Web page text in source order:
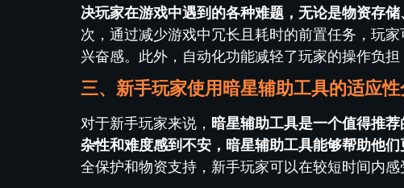
决玩家在游戏中遇到的各种难题，无论是物资存
次，通过减少游戏中冗长且耗时的前置任务，玩
兴奋感。此外，自动化功能减轻了玩家的操作负
三、新手玩家使用暗星辅助工具的适应
对于新手玩家来说， 暗星辅助工具是一个值得推
杂性和难度感到不安，暗星辅助工具能够帮助他们
全保护和物资支持，新手玩家可以在较短时间内